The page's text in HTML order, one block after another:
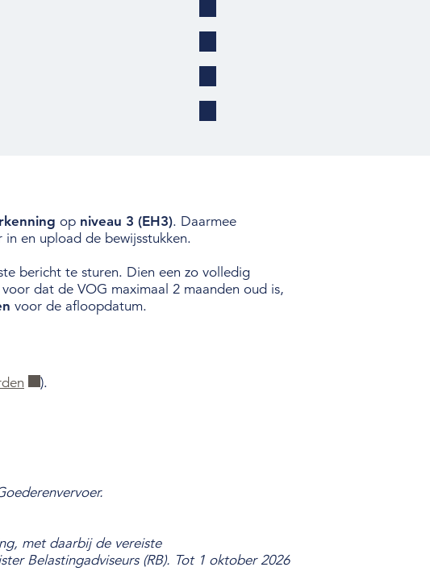
op niveau 3 (EH3). Daarmee
en upload de bewijsstukken.
bericht te sturen. Dien een zo volledig
dat de VOG maximaal 2 maanden oud is,
voor de afloopdatum.
).
met daarbij de vereiste
Belastingadviseurs (RB). Tot 1 oktober 2026